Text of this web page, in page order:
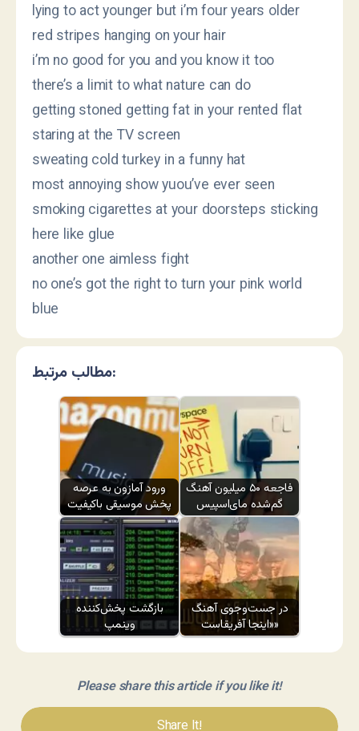
lying to act younger but i’m four years older
red stripes hanging on your hair
i’m no good for you and you know it too
there’s a limit to what nature can do
getting stoned getting fat in your rented flat
staring at the TV screen
sweating cold turkey in a funny hat
most annoying show yuou’ve ever seen
smoking cigarettes at your doorsteps sticking
here like glue
another one aimless fight
no one’s got the right to turn your pink world
blue
مطالب مرتبط:
ورود آمازون به عرصه
پخش موسیقی باکیفیت
فاجعه ۵۰ میلیون آهنگ
گم‌شده مای‌اسپیس
بازگشت پخش‌کننده
وینمپ
در جست‌وجوی آهنگ
«اینجا آفریقاست»
Please share this article if you like it!
Share It!